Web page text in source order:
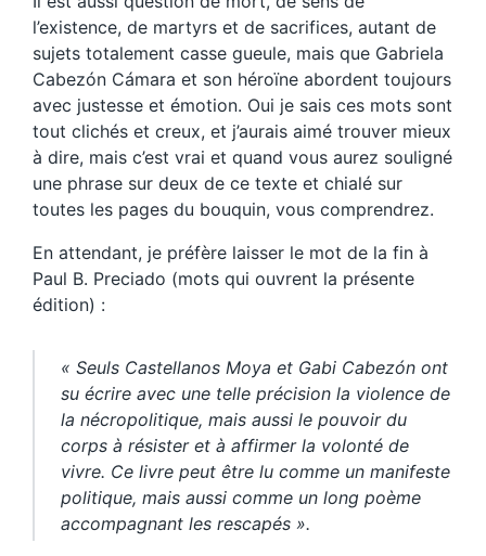
l’existence, de martyrs et de sacrifices, autant de
sujets totalement casse gueule, mais que Gabriela
Cabezón Cámara et son héroïne abordent toujours
avec justesse et émotion. Oui je sais ces mots sont
tout clichés et creux, et j’aurais aimé trouver mieux
à dire, mais c’est vrai et quand vous aurez souligné
une phrase sur deux de ce texte et chialé sur
toutes les pages du bouquin, vous comprendrez.
En attendant, je préfère laisser le mot de la fin à
Paul B. Preciado (mots qui ouvrent la présente
édition) :
« Seuls Castellanos Moya et Gabi Cabezón ont
su écrire avec une telle précision la violence de
la nécropolitique, mais aussi le pouvoir du
corps à résister et à affirmer la volonté de
vivre. Ce livre peut être lu comme un manifeste
politique, mais aussi comme un long poème
accompagnant les rescapés ».